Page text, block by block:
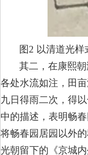
图2 以清道光
其二，在康熙
各处水流如注，田
九日得雨二次，得
中的描述，表明畅
将畅春园居园以外
光朝留下的《京城